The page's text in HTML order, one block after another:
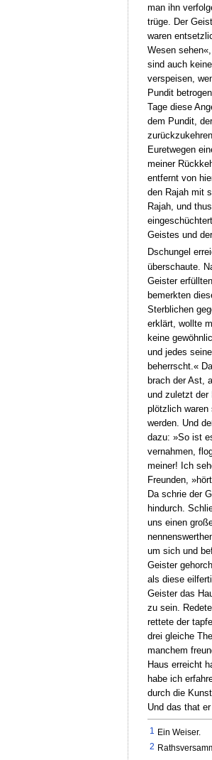
man ihn
trüge. Der
waren
Wesen
sind auch
verspeisen,
Pundit
Tage diese
dem Pundit,
Euretwegen
meiner
entfernt von
den Rajah mit
Rajah, und
Geistes und
Dschungel
überschaute.
Geister
bemerkten
Sterblichen
erklärt, wollte
keine
und jedes
beherrscht.«
brach der Ast,
und zuletzt der
plötzlich waren
werden. Und
dazu: »So ist
vernahmen,
meiner! Ich
Freunden,
Da schrie der
hindurch.
uns einen
um sich und
Geister
als diese
Geister das
zu sein.
rettete der
drei gleiche
manchem
Haus erreicht
habe ich
durch die
Und das that
1 Ein Weiser.
2